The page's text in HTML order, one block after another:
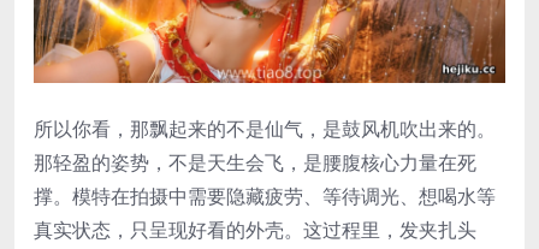
所以你看，那飘起来的不是仙气，是鼓风机吹出来的。
那轻盈的姿势，不是天生会飞，是腰腹核心力量在死
撑。模特在拍摄中需要隐藏疲劳、等待调光、想喝水等
真实状态，只呈现好看的外壳。这过程里，发夹扎头